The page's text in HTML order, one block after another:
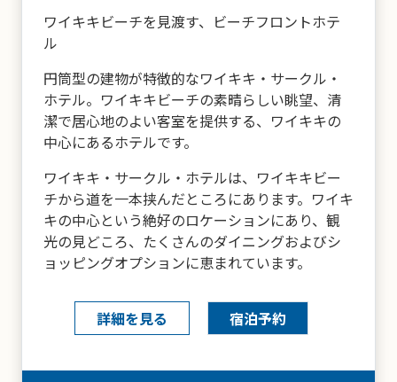
ワイキキビーチを見渡す、ビーチフロントホテ
ル
円筒型の建物が特徴的なワイキキ・サークル・
ホテル。ワイキキビーチの素晴らしい眺望、清
潔で居心地のよい客室を提供する、ワイキキの
中心にあるホテルです。
ワイキキ・サークル・ホテルは、ワイキキビー
チから道を一本挟んだところにあります。ワイキ
キの中心という絶好のロケーションにあり、観
光の見どころ、たくさんのダイニングおよびシ
ョッピングオプションに恵まれています。
詳細を見る 宿泊予約